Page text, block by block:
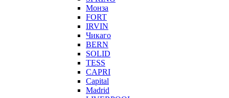
Монза
FORT
IRVIN
Чикаго
BERN
SOLID
TESS
CAPRI
Capital
Madrid